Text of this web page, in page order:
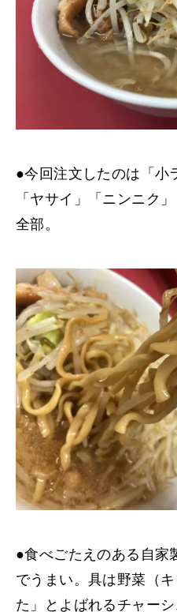
●今回注文したのは「小
「ヤサイ」「ニンニク
全部。
●食べごたえのある自家
でうまい。具は野菜（
た」とよばれるチャー